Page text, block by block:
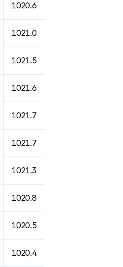
1020.6
1021.0
1021.5
1021.6
1021.7
1021.7
1021.3
1020.8
1020.5
1020.4